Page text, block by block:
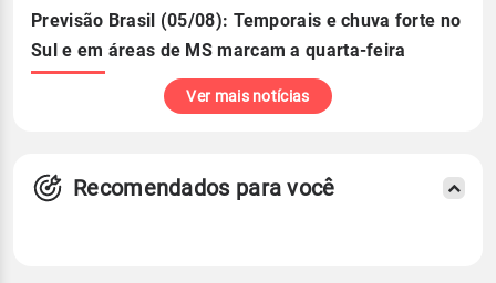
Previsão Brasil (05/08): Temporais e chuva forte no
Sul e em áreas de MS marcam a quarta-feira
Ver mais notícias
Recomendados para você